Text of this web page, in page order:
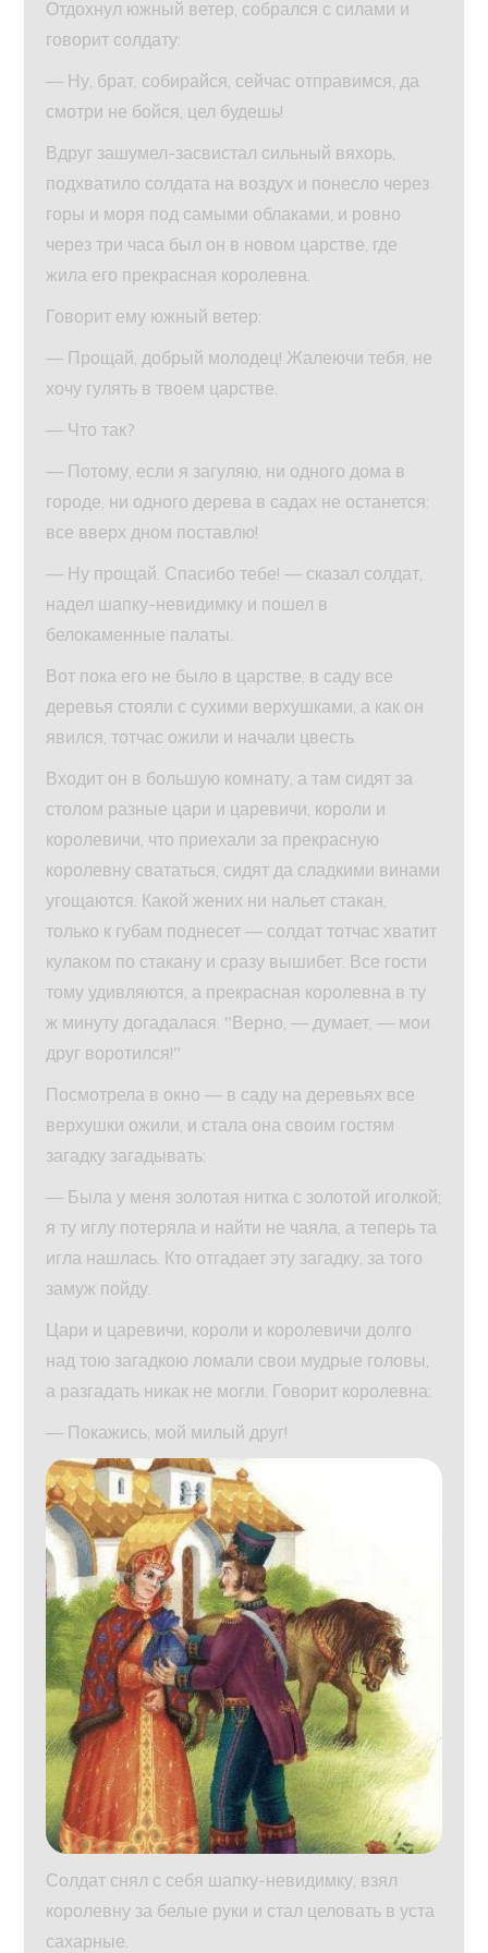
Отдохнул южный ветер, собрался с силами и
говорит солдату:
— Ну, брат, собирайся, сейчас отправимся, да
смотри не бойся, цел будешь!
Вдруг зашумел-засвистал сильный вяхорь,
подхватило солдата на воздух и понесло через
горы и моря под самыми облаками, и ровно
через три часа был он в новом царстве, где
жила его прекрасная королевна.
Говорит ему южный ветер:
— Прощай, добрый молодец! Жалеючи тебя, не
хочу гулять в твоем царстве.
— Что так?
— Потому, если я загуляю, ни одного дома в
городе, ни одного дерева в садах не останется:
все вверх дном поставлю!
— Ну прощай. Спасибо тебе! — сказал солдат,
надел шапку-невидимку и пошел в
белокаменные палаты.
Вот пока его не было в царстве, в саду все
деревья стояли с сухими верхушками, а как он
явился, тотчас ожили и начали цвесть.
Входит он в большую комнату, а там сидят за
столом разные цари и царевичи, короли и
королевичи, что приехали за прекрасную
королевну свататься, сидят да сладкими винами
угощаются. Какой жених ни нальет стакан,
только к губам поднесет — солдат тотчас хватит
кулаком по стакану и сразу вышибет. Все гости
тому удивляются, а прекрасная королевна в ту
ж минуту догадалася. "Верно, — думает, — мои
друг воротился!"
Посмотрела в окно — в саду на деревьях все
верхушки ожили, и стала она своим гостям
загадку загадывать:
— Была у меня золотая нитка с золотой иголкой;
я ту иглу потеряла и найти не чаяла, а теперь та
игла нашлась. Кто отгадает эту загадку, за того
замуж пойду.
Цари и царевичи, короли и королевичи долго
над тою загадкою ломали свои мудрые головы,
а разгадать никак не могли. Говорит королевна:
— Покажись, мой милый друг!
Солдат снял с себя шапку-невидимку, взял
королевну за белые руки и стал целовать в уста
сахарные.